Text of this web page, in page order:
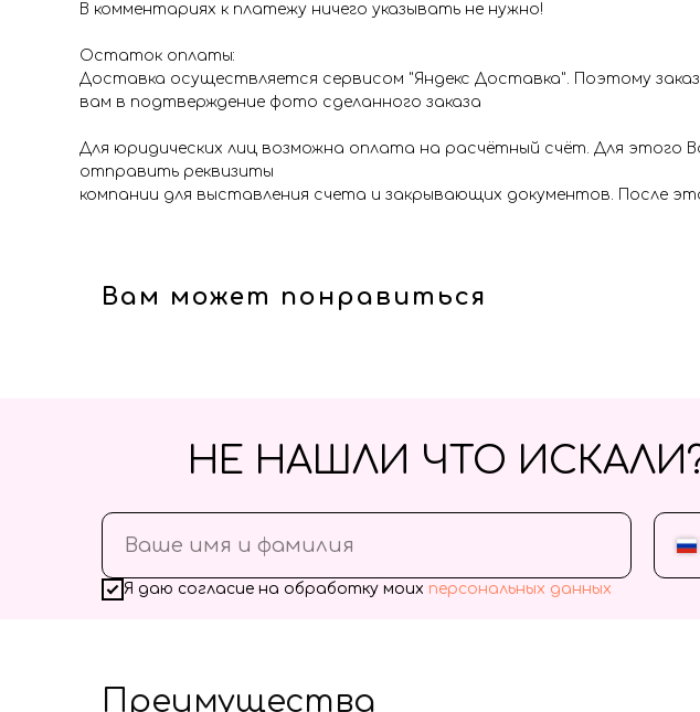
В комментариях к платежу ничего указывать не нужно!
Остаток оплаты:
Доставка осуществляется сервисом "Яндекс Доставка". Поэтому
вам в подтверждение фото сделанного заказа
Для юридических лиц возможна оплата на расчётный счёт. Для этого
отправить реквизиты
компании для выставления счета и закрывающих документов. После
Вам может понравиться
Я даю согласие на обработку моих персональных данных
НЕ НАШЛИ ЧТО
Преимущества